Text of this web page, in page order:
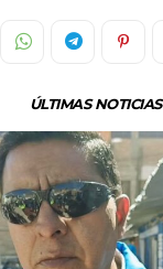
ÚLTIMAS NOTICIAS